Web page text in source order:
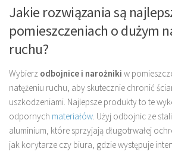
Jakie rozwiązania są
pomieszczeniach o dużym
ruchu?
Wybierz odbojnice i narożniki w
natężeniu ruchu, aby skutecznie chronić
uszkodzeniami. Najlepsze produkty to te
odpornych materiałów. Użyj odbojnic ze
aluminium, które sprzyjają długotrwałej
jak korytarze czy biura, gdzie występuje